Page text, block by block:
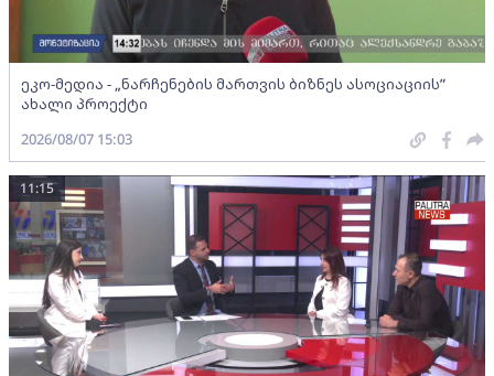
ეკო-მედია - „ნარჩენების მართვის ბიზნეს ასოციაციის”
ახალი პროექტი
2026/08/07 15:03
11:15